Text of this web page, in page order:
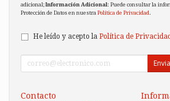
adicional;Información Adicional: Puede consultar la
Protección de Datos en nuestra Política de Privacidad.
He leído y acepto la Política de Privacidad
Contacto